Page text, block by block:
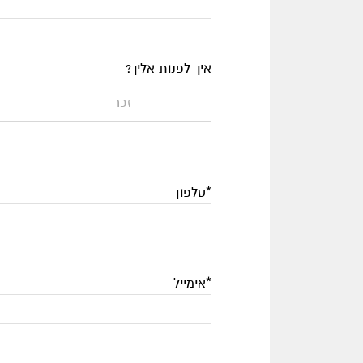
איך לפנות אליך?
זכר
*טלפון
*אימייל